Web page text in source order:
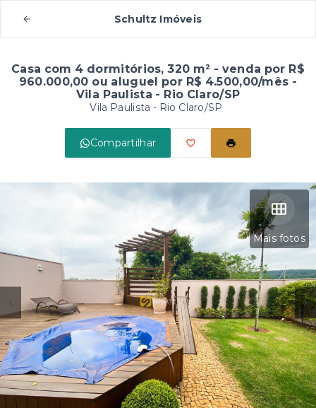
Schultz Imóveis
Casa com 4 dormitórios, 320 m² - venda por R$
960.000,00 ou aluguel por R$ 4.500,00/mês -
Vila Paulista - Rio Claro/SP
Vila Paulista - Rio Claro/SP
Compartilhar
Mais fotos